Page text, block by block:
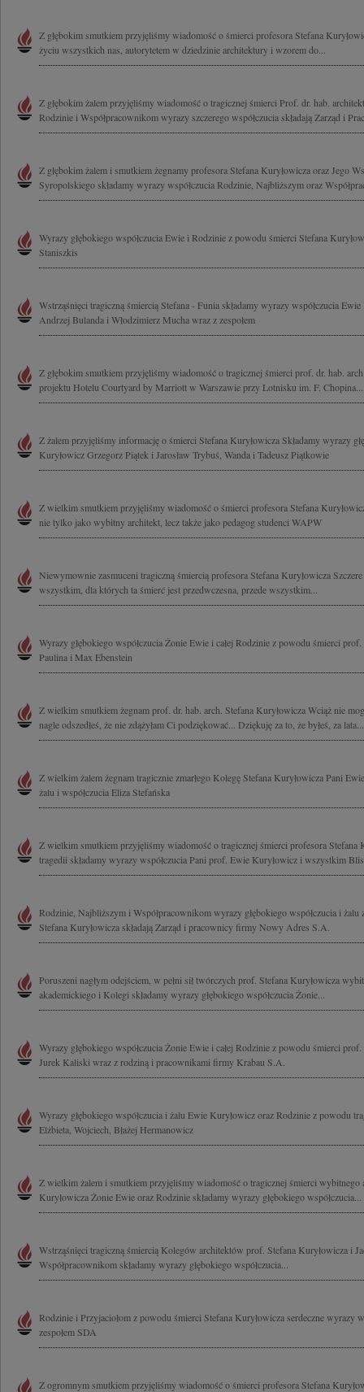
Z głębokim smutkiem przyjęliśmy wiadomość o śmierci profesora Stefana
życiu wszystkich nas, autorytetem w dziedzinie architektury i wzorem do...
Z głębokim żalem przyjęliśmy wiadomość o tragicznej śmierci Prof. dr. hab.
Rodzinie i Współpracownikom wyrazy szczerego współczucia składają Zarząd i
Z głębokim żalem i smutkiem żegnamy profesora Stefana Kuryłowicza oraz Jego
Syropolskiego składamy wyrazy współczucia Rodzinie, Najbliższym oraz
Wyrazy głębokiego współczucia Ewie i Rodzinie z powodu śmierci Stefana
Staniszkis
Wstrząśnięci tragiczną śmiercią Stefana - Funia składamy wyrazy współczucia
Andrzej Bulanda i Włodzimierz Mucha wraz z zespołem
Z głębokim smutkiem przyjęliśmy wiadomość o tragicznej śmierci prof. dr. hab.
projektu Hotelu Courtyard by Marriott w Warszawie przy Lotnisku im. F.
Z żalem przyjęliśmy informację o śmierci Stefana Kuryłowicza Składamy wyrazy
Kuryłowicz Grzegorz Piątek i Jarosław Trybuś, Wanda i Tadeusz Piątkowie
Z wielkim smutkiem przyjęliśmy wiadomość o śmierci profesora Stefana
nie tylko jako wybitny architekt, lecz także jako pedagog studenci WAPW
Niewymownie zasmuceni tragiczną śmiercią profesora Stefana Kuryłowicza
wszystkim, dla których ta śmierć jest przedwczesna, przede wszystkim...
Wyrazy głębokiego współczucia Żonie Ewie i całej Rodzinie z powodu śmierci prof.
Paulina i Max Ebenstein
Z wielkim smutkiem żegnam prof. dr. hab. arch. Stefana Kuryłowicza Wciąż nie
nagle odszedłeś, że nie zdążyłam Ci podziękować... Dziękuję za to, że byłeś, za lata...
Z wielkim żalem żegnam tragicznie zmarłego Kolegę Stefana Kuryłowicza Pani
żalu i współczucia Eliza Stefańska
Z wielkim smutkiem przyjęliśmy wiadomość o tragicznej śmierci profesora
tragedii składamy wyrazy współczucia Pani prof. Ewie Kuryłowicz i wszystkim
Rodzinie, Najbliższym i Współpracownikom wyrazy głębokiego współczucia i
Stefana Kuryłowicza składają Zarząd i pracownicy firmy Nowy Adres S.A.
Poruszeni nagłym odejściem, w pełni sił twórczych prof. Stefana Kuryłowicza
akademickiego i Kolegi składamy wyrazy głębokiego współczucia Żonie...
Wyrazy głębokiego współczucia Żonie Ewie i całej Rodzinie z powodu śmierci prof.
Jurek Kaliski wraz z rodziną i pracownikami firmy Krabau S.A.
Wyrazy głębokiego współczucia i żalu Ewie Kuryłowicz oraz Rodzinie z powodu
Elżbieta, Wojciech, Błażej Hermanowicz
Z wielkim żalem i smutkiem przyjęliśmy wiadomość o tragicznej śmierci wybitnego
Kuryłowicza Żonie Ewie oraz Rodzinie składamy wyrazy głębokiego współczucia...
Wstrząśnięci tragiczną śmiercią Kolegów architektów prof. Stefana Kuryłowicza i
Współpracownikom składamy wyrazy głębokiego współczucia...
Rodzinie i Przyjaciołom z powodu śmierci Stefana Kuryłowicza serdeczne wyrazy
zespołem SDA
Z ogromnym smutkiem przyjęliśmy wiadomość o śmierci profesora Stefana